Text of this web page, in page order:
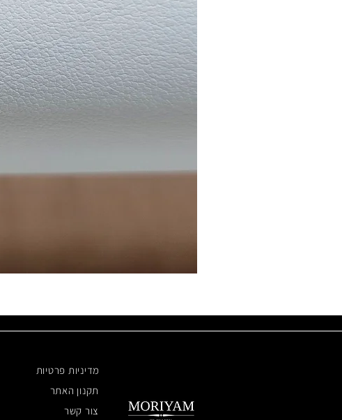
מדיניות פרטיות
תקנון האתר
צור קשר